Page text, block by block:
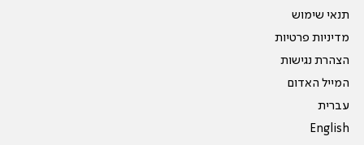
תנאי שימוש
מדיניות פרטיות
הצהרת נגישות
המייל האדום
עברית
English